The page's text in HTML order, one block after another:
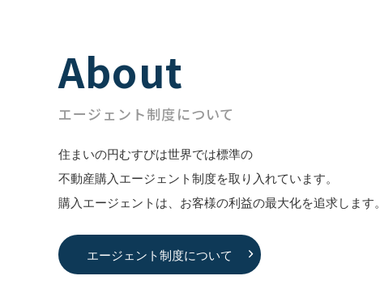
About
エージェント制度について
住まいの円むすびは世界では標準の
不動産購⼊エージェント制度を取り⼊れています。
購⼊エージェントは、お客様の利益の最⼤化を追求します。
エージェント制度について